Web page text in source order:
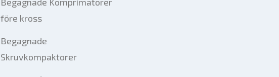
Begagnade Komprimatorer
före kross
Begagnade
Skruvkompaktorer